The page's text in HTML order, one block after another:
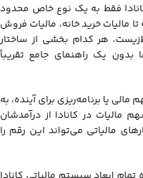
فقط به یک نوع خاص محدود
تا مالیات خرید خانه، مالیات فروش
هر کدام بخشی از ساختار
یک راهنمای جامع تقریباً
یا برنامه‌ریزی برای آینده، به
مالیات در کانادا از درآمدشان
مالیاتی می‌تواند این رقم را